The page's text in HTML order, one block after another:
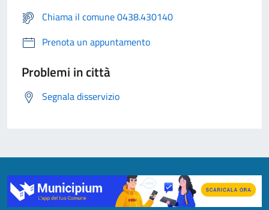
Chiama il comune 0438.430140
Prenota un appuntamento
Problemi in città
Segnala disservizio